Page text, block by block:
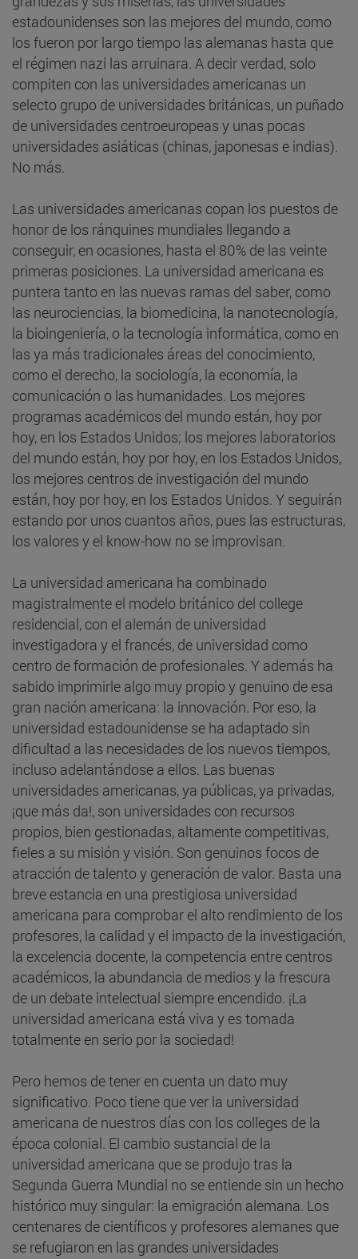
estadounidenses son las mejores del mundo, como
los fueron por largo tiempo las alemanas hasta que
el régimen nazi las arruinara. A decir verdad, solo
compiten con las universidades americanas un
selecto grupo de universidades británicas, un puñado
de universidades centroeuropeas y unas pocas
universidades asiáticas (chinas, japonesas e indias).
No más.
Las universidades americanas copan los puestos de
honor de los ránquines mundiales llegando a
conseguir, en ocasiones, hasta el 80% de las veinte
primeras posiciones. La universidad americana es
puntera tanto en las nuevas ramas del saber, como
las neurociencias, la biomedicina, la nanotecnología,
la bioingeniería, o la tecnología informática, como en
las ya más tradicionales áreas del conocimiento,
como el derecho, la sociología, la economía, la
comunicación o las humanidades. Los mejores
programas académicos del mundo están, hoy por
hoy, en los Estados Unidos; los mejores laboratorios
del mundo están, hoy por hoy, en los Estados Unidos,
los mejores centros de investigación del mundo
están, hoy por hoy, en los Estados Unidos. Y seguirán
estando por unos cuantos años, pues las estructuras,
los valores y el know-how no se improvisan.
La universidad americana ha combinado
magistralmente el modelo británico del college
residencial, con el alemán de universidad
investigadora y el francés, de universidad como
centro de formación de profesionales. Y además ha
sabido imprimirle algo muy propio y genuino de esa
gran nación americana: la innovación. Por eso, la
universidad estadounidense se ha adaptado sin
dificultad a las necesidades de los nuevos tiempos,
incluso adelantándose a ellos. Las buenas
universidades americanas, ya públicas, ya privadas,
¡que más da!, son universidades con recursos
propios, bien gestionadas, altamente competitivas,
fieles a su misión y visión. Son genuinos focos de
atracción de talento y generación de valor. Basta una
breve estancia en una prestigiosa universidad
americana para comprobar el alto rendimiento de los
profesores, la calidad y el impacto de la investigación,
la excelencia docente, la competencia entre centros
académicos, la abundancia de medios y la frescura
de un debate intelectual siempre encendido. ¡La
universidad americana está viva y es tomada
totalmente en serio por la sociedad!
Pero hemos de tener en cuenta un dato muy
significativo. Poco tiene que ver la universidad
americana de nuestros días con los colleges de la
época colonial. El cambio sustancial de la
universidad americana que se produjo tras la
Segunda Guerra Mundial no se entiende sin un hecho
histórico muy singular: la emigración alemana. Los
centenares de científicos y profesores alemanes que
se refugiaron en las grandes universidades